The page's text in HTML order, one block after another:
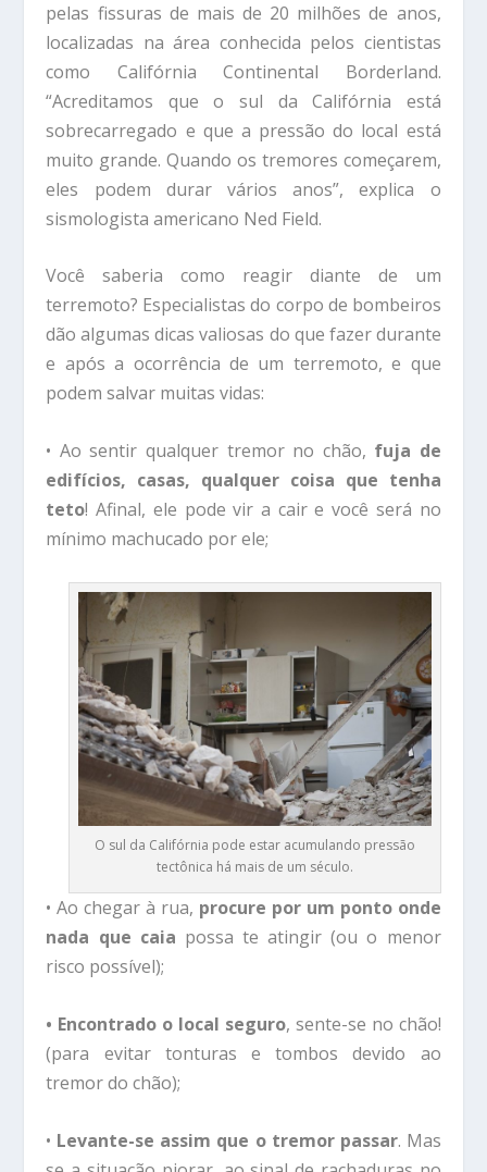
pelas fissuras de mais de 20 milhões de anos,
localizadas na área conhecida pelos cientistas
como Califórnia Continental Borderland.
“Acreditamos que o sul da Califórnia está
sobrecarregado e que a pressão do local está
muito grande. Quando os tremores começarem,
eles podem durar vários anos”, explica o
sismologista americano Ned Field.
Você saberia como reagir diante de um
terremoto? Especialistas do corpo de bombeiros
dão algumas dicas valiosas do que fazer durante
e após a ocorrência de um terremoto, e que
podem salvar muitas vidas:
• Ao sentir qualquer tremor no chão, fuja de
edifícios, casas, qualquer coisa que tenha
teto! Afinal, ele pode vir a cair e você será no
mínimo machucado por ele;
O sul da Califórnia pode estar acumulando pressão
tectônica há mais de um século.
• Ao chegar à rua, procure por um ponto onde
nada que caia possa te atingir (ou o menor
risco possível);
• Encontrado o local seguro, sente-se no chão!
(para evitar tonturas e tombos devido ao
tremor do chão);
• Levante-se assim que o tremor passar. Mas